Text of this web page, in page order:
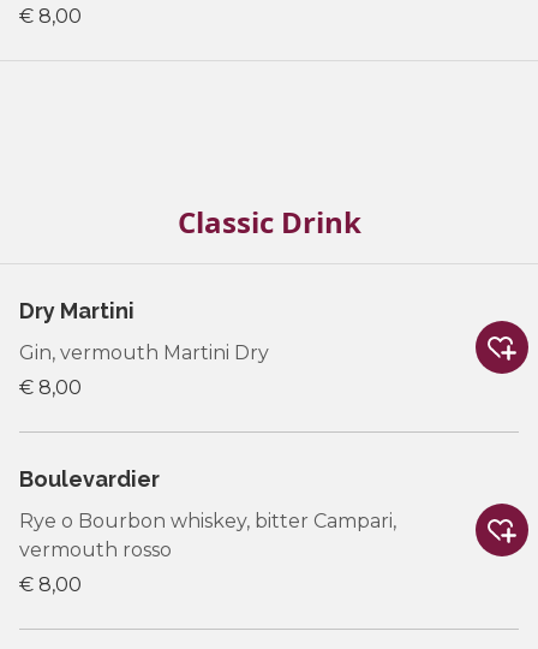
€ 8,00
Classic Drink
Dry Martini
Gin, vermouth Martini Dry
€ 8,00
Boulevardier
Rye o Bourbon whiskey, bitter Campari,
vermouth rosso
€ 8,00